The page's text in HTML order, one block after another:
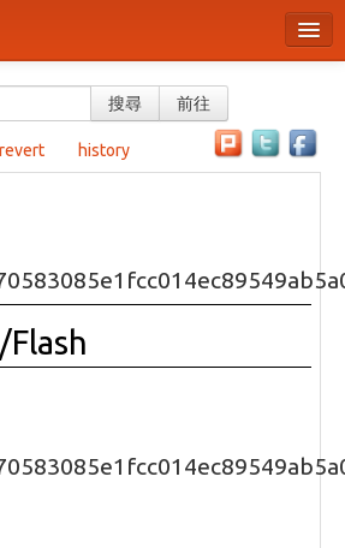
搜尋 前往
revert history